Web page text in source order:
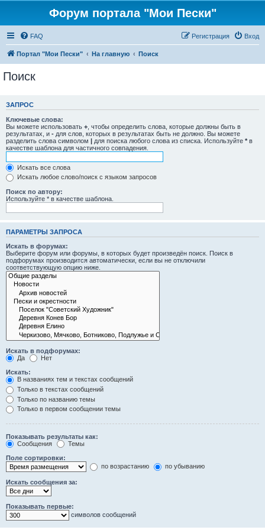
Форум портала "Мои Пески"
FAQ Вход
Регистрация
Портал "Мои Пески" На главную Поиск
Поиск
ЗАПРОС
Ключевые слова:
Вы можете использовать + , чтобы определить слова, которые должны быть в
результатах, и - для слов, которых в результатах быть не должно. Вы можете
разделить слова символом | для поиска любого слова из списка. Используйте * в
качестве шаблона для частичного совпадения.
Искать все слова
Искать любое слово/поиск с языком запросов
Поиск по автору:
Используйте * в качестве шаблона.
ПАРАМЕТРЫ ЗАПРОСА
Искать в форумах:
Выберите форум или форумы, в которых будет произведён поиск. Поиск в
подфорумах производится автоматически, если вы не отключили
соответствующую опцию ниже.
Искать в подфорумах:
Да
Нет
Искать:
В названиях тем и текстах сообщений
Только в текстах сообщений
Только по названию темы
Только в первом сообщении темы
Показывать результаты как:
Сообщения
Темы
Поле сортировки:
по возрастанию
по убыванию
Искать сообщения за:
Показывать первые:
символов сообщений